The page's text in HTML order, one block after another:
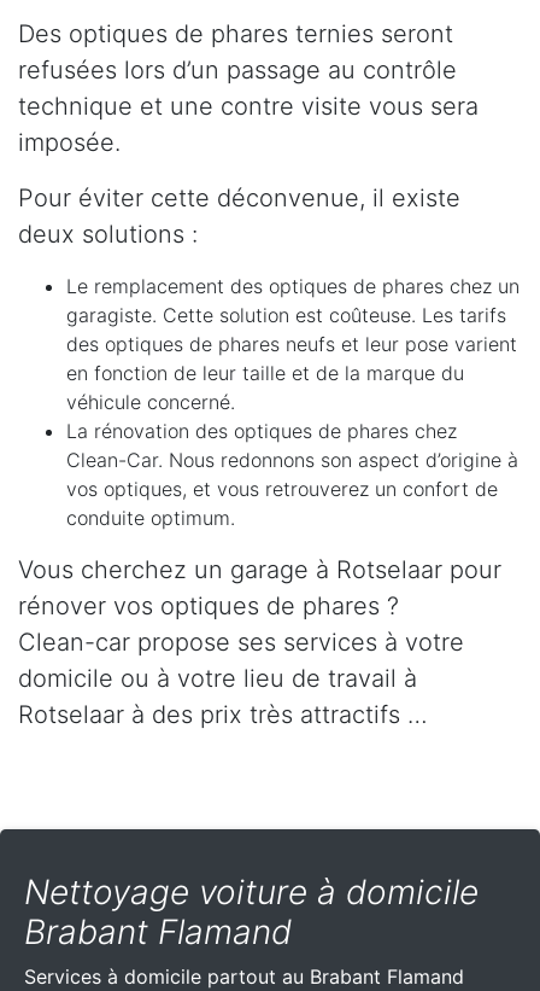
Des optiques de phares ternies seront
refusées lors d’un passage au contrôle
technique et une contre visite vous sera
imposée.
Pour éviter cette déconvenue, il existe
deux solutions :
Le remplacement des optiques de phares chez un
garagiste. Cette solution est coûteuse. Les tarifs
des optiques de phares neufs et leur pose varient
en fonction de leur taille et de la marque du
véhicule concerné.
La rénovation des optiques de phares chez
Clean-Car. Nous redonnons son aspect d’origine à
vos optiques, et vous retrouverez un confort de
conduite optimum.
Vous cherchez un garage à Rotselaar pour
rénover vos optiques de phares ?
Clean-car propose ses services à votre
domicile ou à votre lieu de travail à
Rotselaar à des prix très attractifs …
Nettoyage voiture à domicile
Brabant Flamand
Services à domicile partout au Brabant Flamand